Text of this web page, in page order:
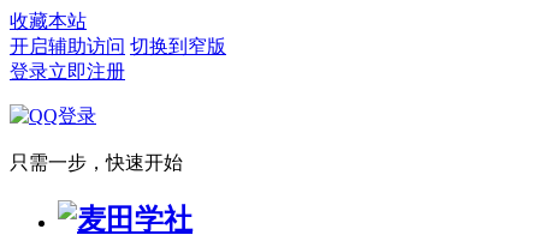
收藏本站
开启辅助访问 切换到窄版
登录立即注册
只需一步，快速开始